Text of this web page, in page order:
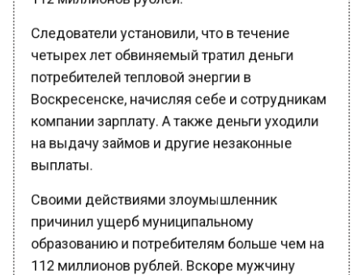
Следователи установили, что в течение
четырех лет обвиняемый тратил деньги
потребителей тепловой энергии в
Воскресенске, начисляя себе и сотрудникам
компании зарплату. А также деньги уходили
на выдачу займов и другие незаконные
выплаты.
Своими действиями злоумышленник
причинил ущерб муниципальному
образованию и потребителям больше чем на
112 миллионов рублей. Вскоре мужчину